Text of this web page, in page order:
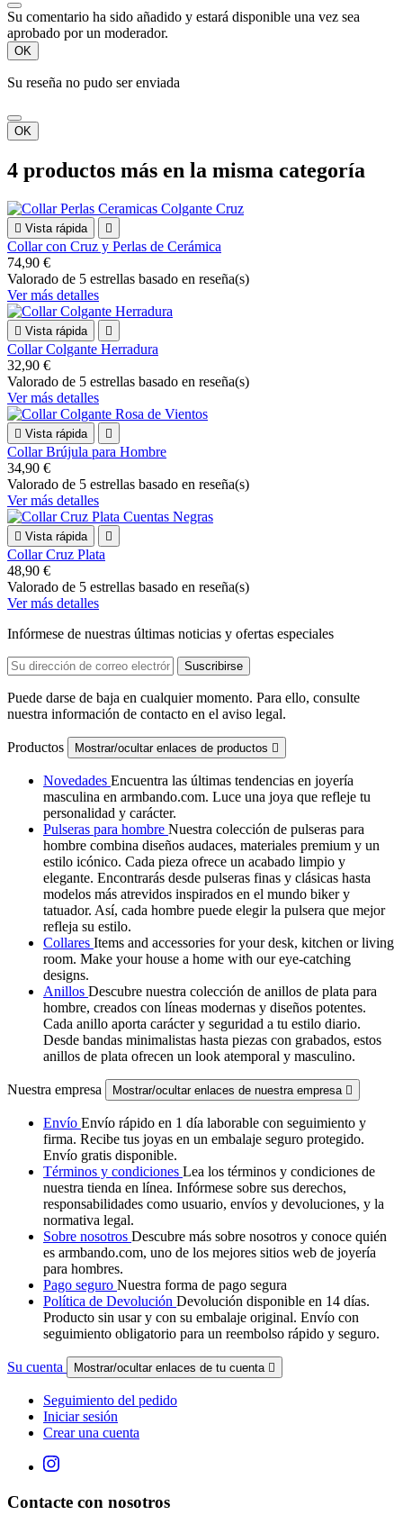
Su comentario ha sido añadido y estará disponible una vez sea
aprobado por un moderador.
OK
Su reseña no pudo ser enviada
OK
4 productos más en la misma categoría
 Vista rápida 
Collar con Cruz y Perlas de Cerámica
74,90 €
Valorado de 5 estrellas basado en reseña(s)
Ver más detalles
 Vista rápida 
Collar Colgante Herradura
32,90 €
Valorado de 5 estrellas basado en reseña(s)
Ver más detalles
 Vista rápida 
Collar Brújula para Hombre
34,90 €
Valorado de 5 estrellas basado en reseña(s)
Ver más detalles
 Vista rápida 
Collar Cruz Plata
48,90 €
Valorado de 5 estrellas basado en reseña(s)
Ver más detalles
Infórmese de nuestras últimas noticias y ofertas especiales
Puede darse de baja en cualquier momento. Para ello, consulte
nuestra información de contacto en el aviso legal.
Productos Mostrar/ocultar enlaces de productos 
Novedades Encuentra las últimas tendencias en joyería
masculina en armbando.com. Luce una joya que refleje tu
personalidad y carácter.
Pulseras para hombre Nuestra colección de pulseras para
hombre combina diseños audaces, materiales premium y un
estilo icónico. Cada pieza ofrece un acabado limpio y
elegante. Encontrarás desde pulseras finas y clásicas hasta
modelos más atrevidos inspirados en el mundo biker y
tatuador. Así, cada hombre puede elegir la pulsera que mejor
refleja su estilo.
Collares Items and accessories for your desk, kitchen or living
room. Make your house a home with our eye-catching
designs.
Anillos Descubre nuestra colección de anillos de plata para
hombre, creados con líneas modernas y diseños potentes.
Cada anillo aporta carácter y seguridad a tu estilo diario.
Desde bandas minimalistas hasta piezas con grabados, estos
anillos de plata ofrecen un look atemporal y masculino.
Nuestra empresa Mostrar/ocultar enlaces de nuestra empresa 
Envío Envío rápido en 1 día laborable con seguimiento y
firma. Recibe tus joyas en un embalaje seguro protegido.
Envío gratis disponible.
Términos y condiciones Lea los términos y condiciones de
nuestra tienda en línea. Infórmese sobre sus derechos,
responsabilidades como usuario, envíos y devoluciones, y la
normativa legal.
Sobre nosotros Descubre más sobre nosotros y conoce quién
es armbando.com, uno de los mejores sitios web de joyería
para hombres.
Pago seguro Nuestra forma de pago segura
Política de Devolución Devolución disponible en 14 días.
Producto sin usar y con su embalaje original. Envío con
seguimiento obligatorio para un reembolso rápido y seguro.
Su cuenta Mostrar/ocultar enlaces de tu cuenta 
Seguimiento del pedido
Iniciar sesión
Crear una cuenta
Contacte con nosotros